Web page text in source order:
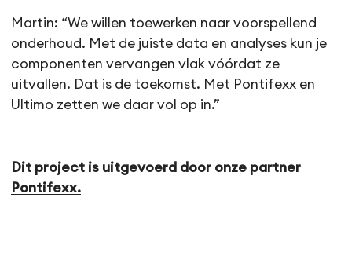
Martin: “We willen toewerken naar voorspellend
onderhoud. Met de juiste data en analyses kun je
componenten vervangen vlak vóórdat ze
uitvallen. Dat is de toekomst. Met Pontifexx en
Ultimo zetten we daar vol op in.”
Dit project is uitgevoerd door onze partner
Pontifexx.